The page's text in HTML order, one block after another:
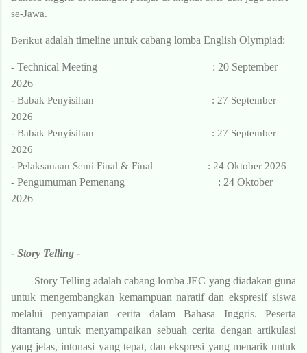
se-Jawa.
Berikut adalah timeline untuk cabang lomba English Olympiad:
- Technical Meeting : 20 September
2026
- Babak Penyisihan
: 27 September
2026
- Babak Penyisihan
: 27 September
2026
- Pelaksanaan Semi Final & Final
: 24 Oktober 2026
- Pengumuman Pemenang
: 24 Oktober
2026
- Story Telling -
Story Telling adalah cabang lomba JEC yang diadakan guna
untuk mengembangkan kemampuan naratif dan ekspresif siswa
melalui penyampaian cerita dalam Bahasa Inggris. Peserta
ditantang untuk menyampaikan sebuah cerita dengan artikulasi
yang jelas, intonasi yang tepat, dan ekspresi yang menarik untuk